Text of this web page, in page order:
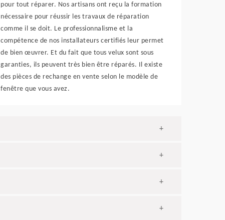
pour tout réparer. Nos artisans ont reçu la formation
nécessaire pour réussir les travaux de réparation
comme il se doit. Le professionnalisme et la
compétence de nos installateurs certifiés leur permet
de bien œuvrer. Et du fait que tous velux sont sous
garanties, ils peuvent très bien être réparés. Il existe
des pièces de rechange en vente selon le modèle de
fenêtre que vous avez.
+
+
+
+